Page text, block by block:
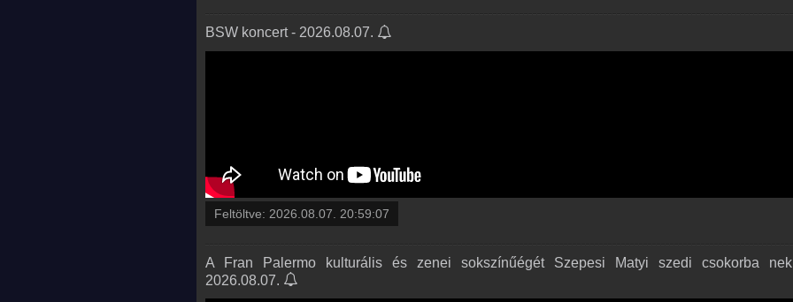
BSW koncert - 2026.08.07.
Feltöltve: 2026.08.07. 20:59:07
A Fran Palermo kulturális és zenei sokszínűégét Szepesi Matyi szedi csokorba
2026.08.07.